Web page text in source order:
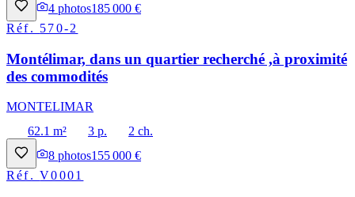
4 photos185 000 €
Réf. 570-2
Montélimar, dans un quartier recherché ,à proximité
des commodités
MONTELIMAR
62.1 m²
3 p.
2 ch.
8 photos155 000 €
Réf.V0001